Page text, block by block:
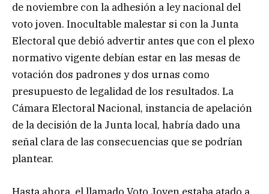
de noviembre con la adhesión a ley nacional del
voto joven. Inocultable malestar si con la Junta
Electoral que debió advertir antes que con el plexo
normativo vigente debían estar en las mesas de
votación dos padrones y dos urnas como
presupuesto de legalidad de los resultados. La
Cámara Electoral Nacional, instancia de apelación
de la decisión de la Junta local, habría dado una
señal clara de las consecuencias que se podrían
plantear.
Hasta ahora, el llamado Voto Joven estaba atado a